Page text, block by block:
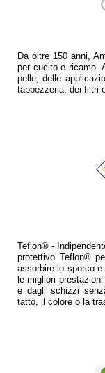
Da oltre 150 anni,
per cucito e ricamo.
pelle, delle
tappezzeria, dei filtri
Teflon® -
protettivo Teflon®
assorbire lo sporco
le migliori
e dagli schizzi
tatto, il colore o la